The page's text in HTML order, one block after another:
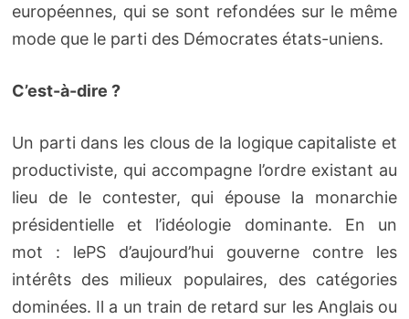
européennes, qui se sont refondées sur le même
mode que le parti des Démocrates états-uniens.
C’est-à-dire ?
Un parti dans les clous de la logique capitaliste et
productiviste, qui accompagne l’ordre existant au
lieu de le contester, qui épouse la monarchie
présidentielle et l’idéologie dominante. En un
mot : lePS d’aujourd’hui gouverne contre les
intérêts des milieux populaires, des catégories
dominées. Il a un train de retard sur les Anglais ou